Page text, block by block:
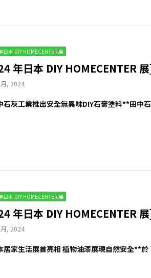
日本 DIY HOMECENTER 展
年日本 DIY HOMECENTER
, 2024
石灰工業推出安全無異味DIY石膏塗料**田中
日本 DIY HOMECENTER 展
年日本 DIY HOMECENTER
, 2024
家生活展首亮相 植物油漆展現自然安全**